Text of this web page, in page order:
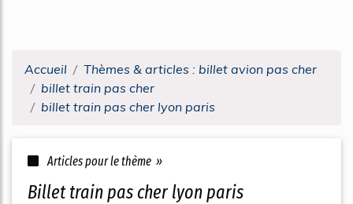
Accueil
Thèmes & articles : billet avion pas cher
billet train pas cher
billet train pas cher lyon paris
Articles pour le thème »
billet train pas cher lyon paris